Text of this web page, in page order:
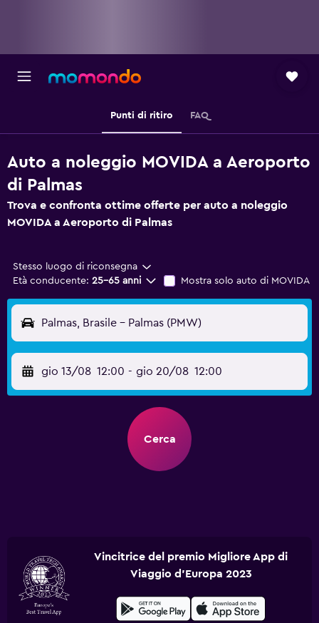
Punti di ritiro FAQ
Auto a noleggio MOVIDA a Aeroporto
di Palmas
Trova e confronta ottime offerte per auto a noleggio
MOVIDA a Aeroporto di Palmas
Stesso luogo di riconsegna
Età conducente: 25-65 anni Mostra solo auto di MOVIDA
Palmas, Brasile - Palmas (PMW)
gio 13/08 12:00 - gio 20/08 12:00
Cerca
Vincitrice del premio Migliore App di
Viaggio d'Europa 2023